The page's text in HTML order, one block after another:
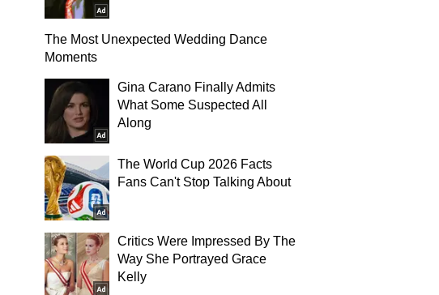
The Most Unexpected Wedding Dance
Moments
Gina Carano Finally Admits
What Some Suspected All
Along
The World Cup 2026 Facts
Fans Can't Stop Talking About
Critics Were Impressed By The
Way She Portrayed Grace
Kelly